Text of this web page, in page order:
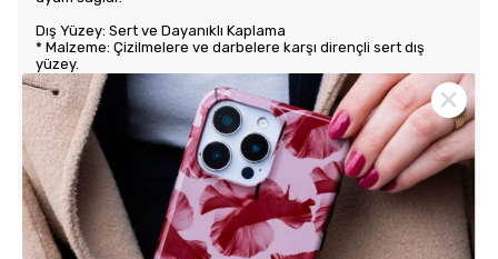
Dış Yüzey: Sert ve Dayanıklı Kaplama
* Malzeme: Çizilmelere ve darbelere karşı dirençli sert dış
yüzey.
* Tasarım: Benzersiz ve şık desenlerle estetik görünüm sunar.
Kullanım Kolaylığı
* Tuş Erişimi: Tuşlara kolay erişim sağlayarak kullanım rahatlığı
sunar.
* Uyum: Telefonunuza tam oturarak gevşek durmaz ve kaliteli
bir his verir.